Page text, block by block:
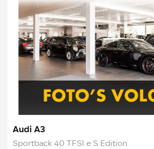
Audi A3
Sportback 40 TFSI e S Edition